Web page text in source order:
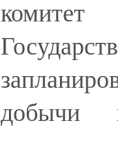
комитет
добычи